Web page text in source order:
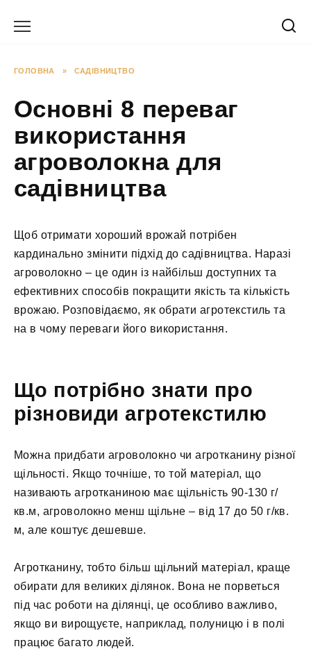
ГОЛОВНА » САДІВНИЦТВО
Основні 8 переваг
використання
агроволокна для
садівництва
Щоб отримати хороший врожай потрібен
кардинально змінити підхід до садівництва. Наразі
агроволокно – це один із найбільш доступних та
ефективних способів покращити якість та кількість
врожаю. Розповідаємо, як обрати агротекстиль та
на в чому переваги його використання.
Що потрібно знати про
різновиди агротекстилю
Можна придбати агроволокно чи агротканину різної
щільності. Якщо точніше, то той матеріал, що
називають агротканиною має щільність 90-130 г/
кв.м, агроволокно менш щільне – від 17 до 50 г/кв.
м, але коштує дешевше.
Агротканину, тобто більш щільний матеріал, краще
обирати для великих ділянок. Вона не порветься
під час роботи на ділянці, це особливо важливо,
якщо ви вирощуєте, наприклад, полуницю і в полі
працює багато людей.